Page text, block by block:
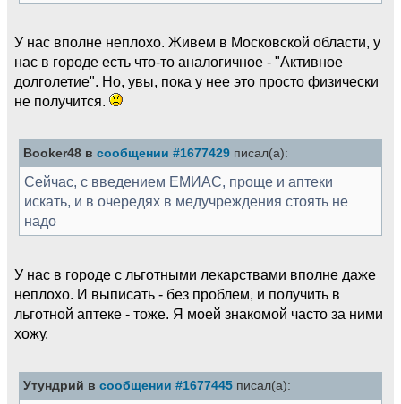
У нас вполне неплохо. Живем в Московской области, у
нас в городе есть что-то аналогичное - "Активное
долголетие". Но, увы, пока у нее это просто физически
не получится.
Booker48 в сообщении #1677429 писал(а):
Сейчас, с введением ЕМИАС, проще и аптеки
искать, и в очередях в медучреждения стоять не
надо
У нас в городе с льготными лекарствами вполне даже
неплохо. И выписать - без проблем, и получить в
льготной аптеке - тоже. Я моей знакомой часто за ними
хожу.
Утундрий в сообщении #1677445 писал(а):